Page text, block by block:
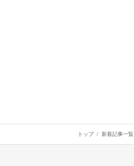
トップ 新着記事一覧